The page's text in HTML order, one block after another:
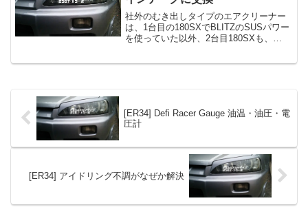
社外のむき出しタイプのエアクリーナー
は、1台目の180SXでBLITZのSUSパワー
を使っていた以外、2台目180SXも、
[ER34] Defi Racer Gauge 油温・油圧・電
圧計
[ER34] アイドリング不調がなぜか解決